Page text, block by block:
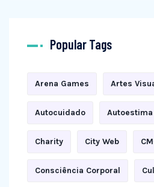
Popular Tags
Arena Games Artes
Autocuidado Autoestima
Charity City Web
Consciência Corporal